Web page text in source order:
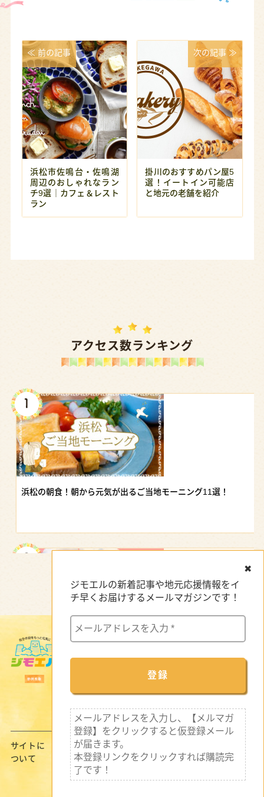
≪ 前の記事
浜松市佐鳴台・佐鳴湖
周辺のおしゃれなラン
チ9選｜カフェ＆レスト
ラン
次の記事 ≫
掛川のおすすめパン屋5
選！イートイン可能店
と地元の老舗を紹介
アクセス数ランキング
浜松の朝食！朝から元気が出るご当地モーニング11選！
【浜松駅ビル】おすすめグルメ｜地元の味から駅ナカランチまで
✖
ジモエルの新着記事や地元応援情報をイ
チ早くお届けするメールマガジンです！
メールアドレスを入力し、【メルマガ
登録】をクリックすると仮登録メール
が届きます。
本登録リンクをクリックすれば購読完
了です！
サイトマップ
特集記事
セミナー・イベント情報
サイトに
ついて
運営
会社
プライバシ
ーポリシー
ングご支援者の皆様
© manmaru e net Inc.